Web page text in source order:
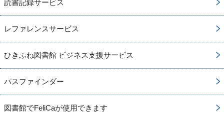
読書記録サービス
レファレンスサービス
ひきふね図書館 ビジネス支援サービス
パスファインダー
図書館でFeliCaが使用できます